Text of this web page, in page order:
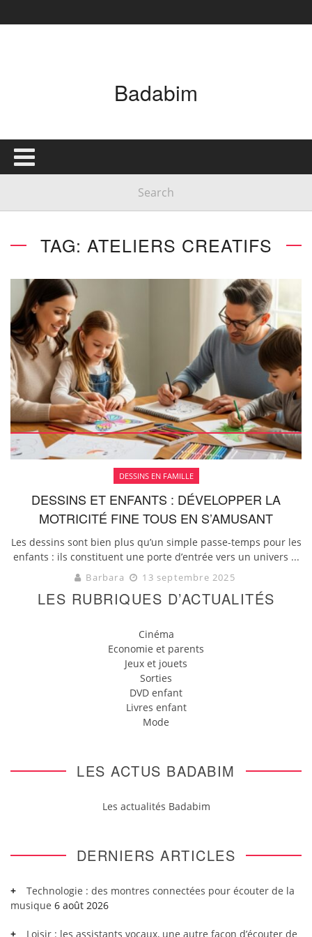
Badabim
TAG: ATELIERS CREATIFS
DESSINS EN FAMILLE
DESSINS ET ENFANTS : DÉVELOPPER LA
MOTRICITÉ FINE TOUS EN S’AMUSANT
Les dessins sont bien plus qu’un simple passe-temps pour les
enfants : ils constituent une porte d’entrée vers un univers ...
Barbara 13 septembre 2025
LES RUBRIQUES D’ACTUALITÉS
Cinéma
Economie et parents
Jeux et jouets
Sorties
DVD enfant
Livres enfant
Mode
LES ACTUS BADABIM
Les actualités Badabim
DERNIERS ARTICLES
Technologie : des montres connectées pour écouter de la
musique 6 août 2026
Loisir : les assistants vocaux, une autre façon d’écouter de